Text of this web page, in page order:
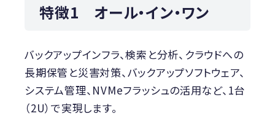
特徴1 オール・イン・ワン
バックアップインフラ、検索と分析、クラウドへの
長期保管と災害対策、バックアップソフトウェア、
システム管理、NVMeフラッシュの活用など、1台
（2U）で実現します。